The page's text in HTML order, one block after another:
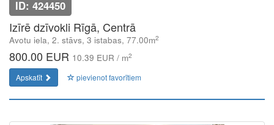
ID: 424450
Izīrē dzīvokli Rīgā, Centrā
Avotu iela, 2. stāvs, 3 istabas, 77.00m2
800.00 EUR 10.39 EUR / m2
Apskatīt pievienot favorītiem